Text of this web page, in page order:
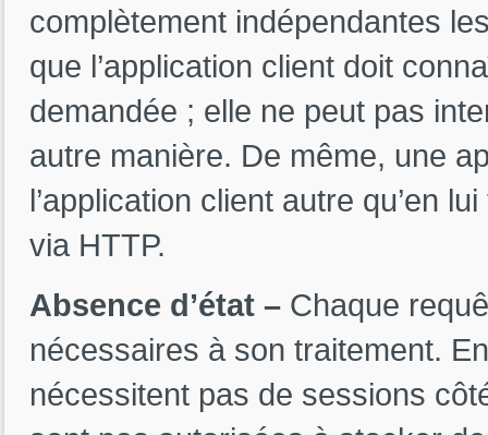
complètement indépendantes
que l’application client doit
demandée ; elle ne peut pas
autre manière. De même, une
l’application client autre qu’en
via HTTP.
Absence d’état – Chaque
nécessaires à son traitement.
nécessitent pas de sessions